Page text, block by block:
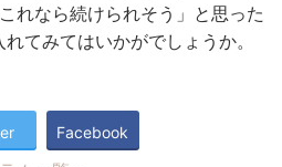
れなら続けられそう」と思った
てみてはいかがでしょうか。
Facebook